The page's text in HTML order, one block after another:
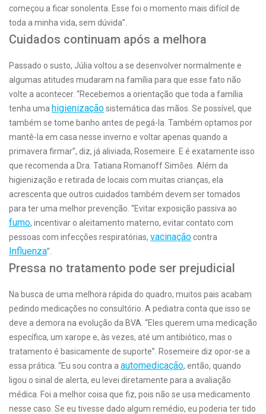
começou a ficar sonolenta. Esse foi o momento mais difícil de
toda a minha vida, sem dúvida”.
Cuidados continuam após a melhora
Passado o susto, Júlia voltou a se desenvolver normalmente e
algumas atitudes mudaram na família para que esse fato não
volte a acontecer. “Recebemos a orientação que toda a família
tenha uma higienizaçãosistemática das mãos. Se possível, que
também se tome banho antes de pegá-la. Também optamos por
mantê-la em casa nesse inverno e voltar apenas quando a
primavera firmar”, diz, já aliviada, Rosemeire. E é exatamente isso
que recomenda a Dra. Tatiana Romanoff Simões. Além da
higienização e retirada de locais com muitas crianças, ela
acrescenta que outros cuidados também devem ser tomados
para ter uma melhor prevenção. “Evitar exposição passiva ao
fumo, incentivar o aleitamento materno, evitar contato com
pessoas com infecções respiratórias, vacinaçãocontra
Influenza”.
Pressa no tratamento pode ser prejudicial
Na busca de uma melhora rápida do quadro, muitos pais acabam
pedindo medicações no consultório. A pediatra conta que isso se
deve a demora na evolução da BVA. “Eles querem uma medicação
específica, um xarope e, às vezes, até um antibiótico, mas o
tratamento é basicamente de suporte”. Rosemeire diz opor-se a
essa prática. “Eu sou contra a automedicação, então, quando
ligou o sinal de alerta, eu levei diretamente para a avaliação
médica. Foi a melhor coisa que fiz, pois não se usa medicamento
nesse caso. Se eu tivesse dado algum remédio, eu poderia ter tido